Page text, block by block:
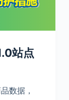
站点
数据，